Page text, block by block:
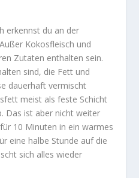
erkennst du an der
Kokosfleisch und
Zutaten enthalten sein.
sind, die Fett und
dauerhaft vermischt
meist als feste Schicht
Das ist aber nicht weiter
10 Minuten in ein warmes
eine halbe Stunde auf die
sich alles wieder